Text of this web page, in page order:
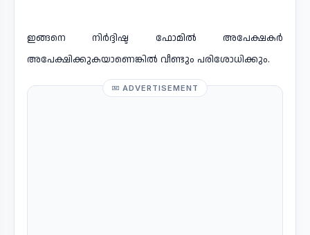
ഇങ്ങനെ നിർദ്ദിഷ്ട ഫോമിൽ അപേക്ഷകർ
അപേക്ഷിക്കുകയാണെങ്കിൽ വീണ്ടും പരിശോധിക്കും.
ADVERTISEMENT